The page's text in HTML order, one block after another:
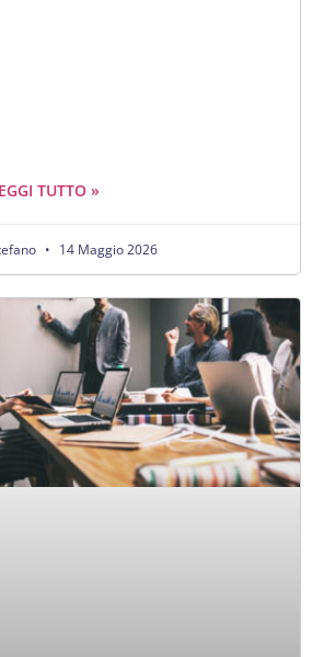
TUTTO »
14 Maggio 2026